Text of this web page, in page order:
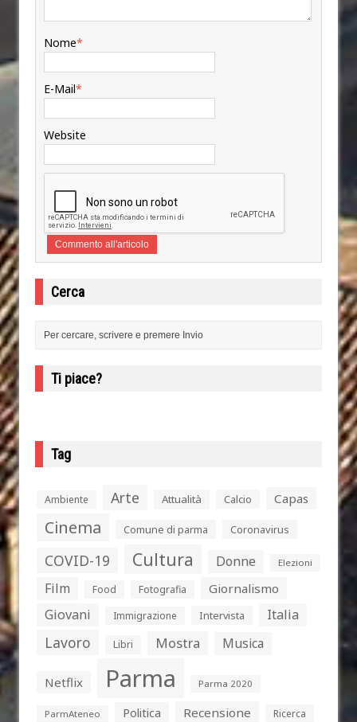
Nome*
E-Mail*
Website
Cerca
Ti piace?
Tag
Ambiente Arte Attualità Calcio Capas
Cinema Comune di parma Coronavirus
COVID-19 Cultura Donne Elezioni
Film Food Fotografia Giornalismo
Giovani Immigrazione Intervista Italia
Lavoro Libri Mostra Musica
Netflix Parma Parma 2020
ParmAteneo Politica Recensione
Ricerca